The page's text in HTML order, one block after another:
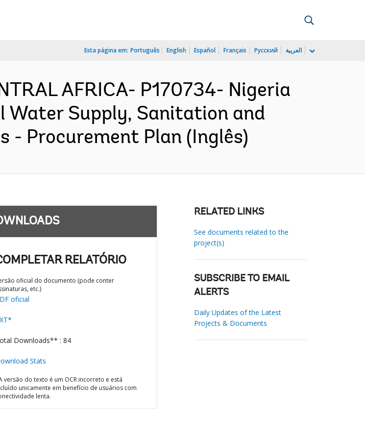
Esta página em: Português English Español Français Русский العربية
AFRICA- P170734- Nigeria
Water Supply, Sanitation and
- Procurement Plan (Inglês)
RELATÓRIO
oficial do documento (pode conter
etc.)
oficial
Downloads** : 84
Stats
versão do texto é um OCR incorreto e está
unicamente em benefício de usuários com
lenta.
RELATED LINKS
See documents related to the
project(s)
SUBSCRIBE TO EMAIL
ALERTS
Daily Updates of the Latest
Projects & Documents